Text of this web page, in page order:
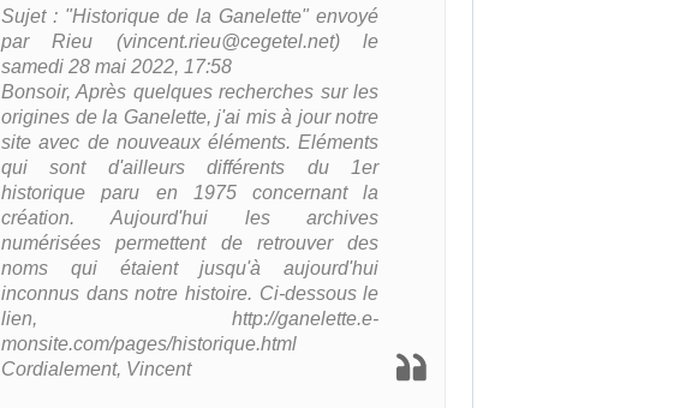
Sujet : "Historique de la Ganelette" envoyé
par Rieu (vincent.rieu@cegetel.net) le
samedi 28 mai 2022, 17:58
Bonsoir, Après quelques recherches sur les
origines de la Ganelette, j'ai mis à jour notre
site avec de nouveaux éléments. Eléments
qui sont d'ailleurs différents du 1er
historique paru en 1975 concernant la
création. Aujourd'hui les archives
numérisées permettent de retrouver des
noms qui étaient jusqu'à aujourd'hui
inconnus dans notre histoire. Ci-dessous le
lien, http://ganelette.e-
monsite.com/pages/historique.html
Cordialement, Vincent